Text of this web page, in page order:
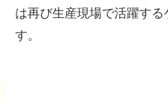
は再び生産現場で活躍する
す。